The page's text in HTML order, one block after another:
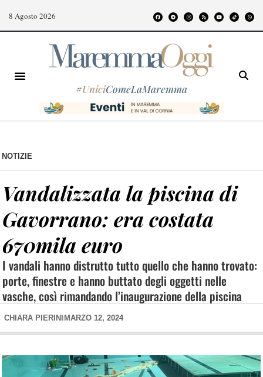
8 Agosto 2026
#UniciComeLaMaremma
NOTIZIE
Vandalizzata la piscina di
Gavorrano: era costata
670mila euro
I vandali hanno distrutto tutto quello che hanno trovato:
porte, finestre e hanno buttato degli oggetti nelle
vasche, così rimandando l’inaugurazione della piscina
CHIARA PIERINI MARZO 12, 2024